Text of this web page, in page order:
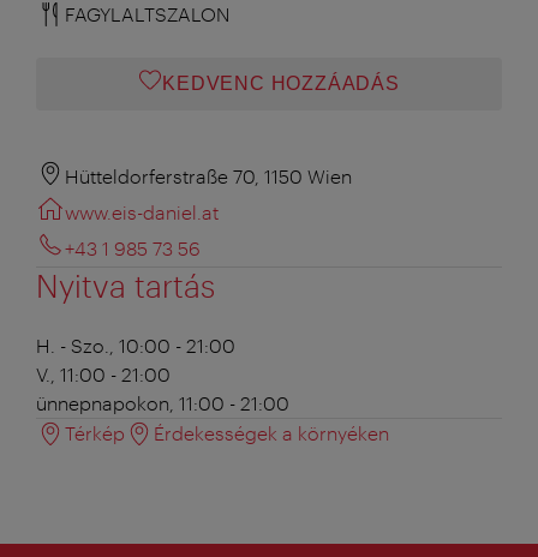
FAGYLALTSZALON
KEDVENC HOZZÁADÁS
Hütteldorferstraße 70, 1150 Wien
www.eis-daniel.at
+43 1 985 73 56
Nyitva tartás
H. - Szo., 10:00 - 21:00
V., 11:00 - 21:00
ünnepnapokon, 11:00 - 21:00
Térkép
Érdekességek a környéken